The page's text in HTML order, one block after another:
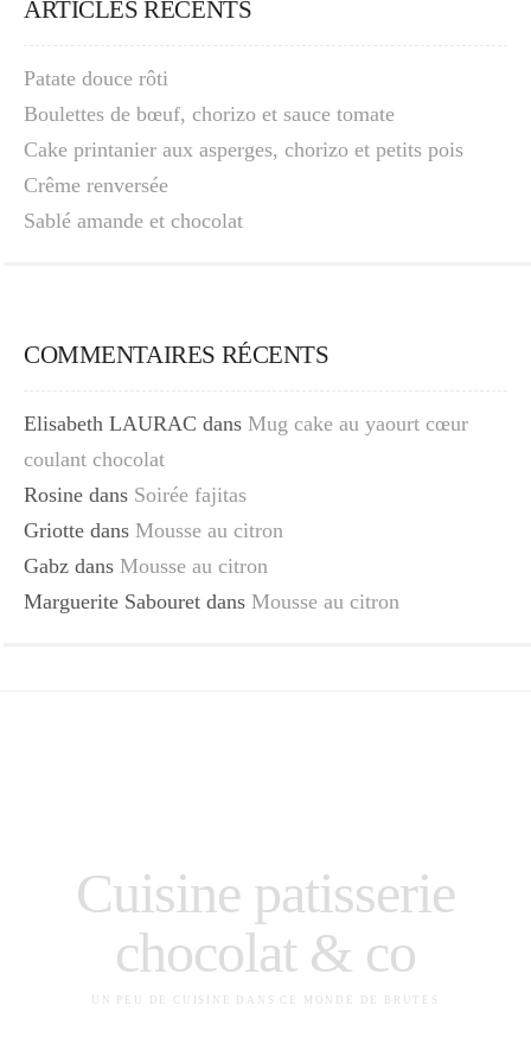
ARTICLES RÉCENTS
Patate douce rôti
Boulettes de bœuf, chorizo et sauce tomate
Cake printanier aux asperges, chorizo et petits pois
Crême renversée
Sablé amande et chocolat
COMMENTAIRES RÉCENTS
Elisabeth LAURAC dans Mug cake au yaourt cœur
coulant chocolat
Rosine dans Soirée fajitas
Griotte dans Mousse au citron
Gabz dans Mousse au citron
Marguerite Sabouret dans Mousse au citron
Cuisine patisserie
chocolat & co
UN PEU DE CUISINE DANS CE MONDE DE BRUTES